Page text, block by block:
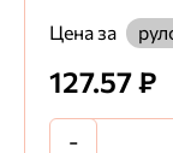
Цена за
127.57 ₽
-